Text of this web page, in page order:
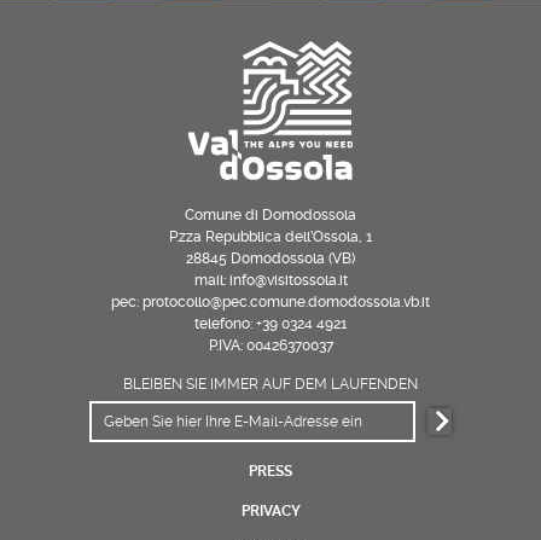
Comune di Domodossola
P.zza Repubblica dell’Ossola, 1
28845 Domodossola (VB)
mail: info@visitossola.it
pec: protocollo@pec.comune.domodossola.vb.it
telefono: +39 0324 4921
P.IVA: 00426370037
BLEIBEN SIE IMMER AUF DEM LAUFENDEN
PRESS
PRIVACY